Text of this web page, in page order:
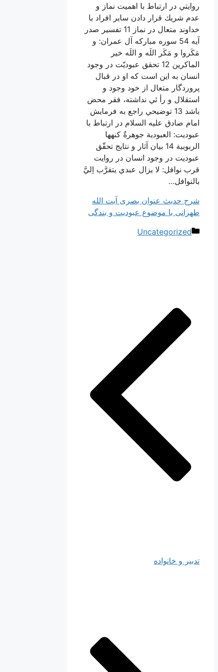
روايتي در ارتباط با اهميت نماز و
عدم شريك قرار دادن ساير افراد با
خداوند متعال در نماز 11 تفسير صدر
آيه 54 سوره مبارکه آل عمران: و
مَكَروا و مَكَر اللَه و اللَه خير
الماكرين 12 تحقق عبوديّت در وجود
انسان به اين است كه او در قبال
پروردگار متعال از خود وجود و
استقلال و رأ ئي نداشته، فقر محض
باشد 13 توضيحي راجع به فرمايش
امام صادق عليه السلام در ارتباط با
عبوديت: العبودية جوهرةٌ كنهها
الربوبية 14 بيان آثار و نتايج تحقّق
عبوديت در وجود انسان در روايت
قرب نوافل: لا يزال عبدي يتقرَّب اِليَّ
بالنوافل…
شرح حدیث عنوان بصری آیت الله
طهرانی با موضوع عبودیت و بندگی
دسته‌ها
Uncategorized
تدبیر و خانواده